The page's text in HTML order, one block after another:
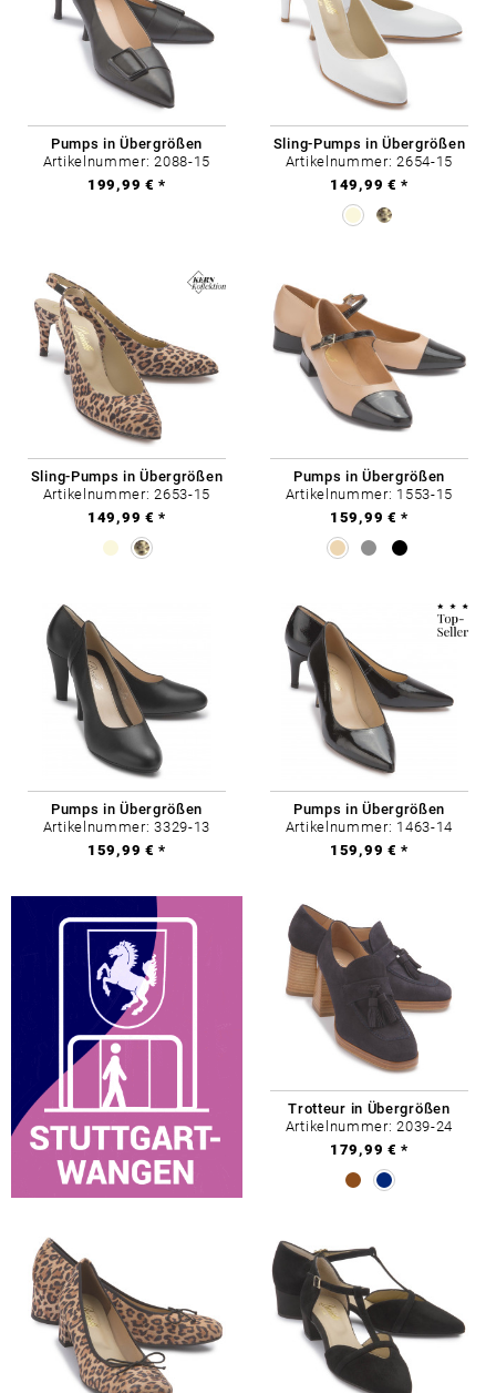
Pumps in Übergrößen
Artikelnummer: 2088-15
199,99 € *
Sling-Pumps in Übergrößen
Artikelnummer: 2654-15
149,99 € *
Sling-Pumps in Übergrößen
Artikelnummer: 2653-15
149,99 € *
Pumps in Übergrößen
Artikelnummer: 1553-15
159,99 € *
Pumps in Übergrößen
Artikelnummer: 3329-13
159,99 € *
Pumps in Übergrößen
Artikelnummer: 1463-14
159,99 € *
Trotteur in Übergrößen
Artikelnummer: 2039-24
179,99 € *